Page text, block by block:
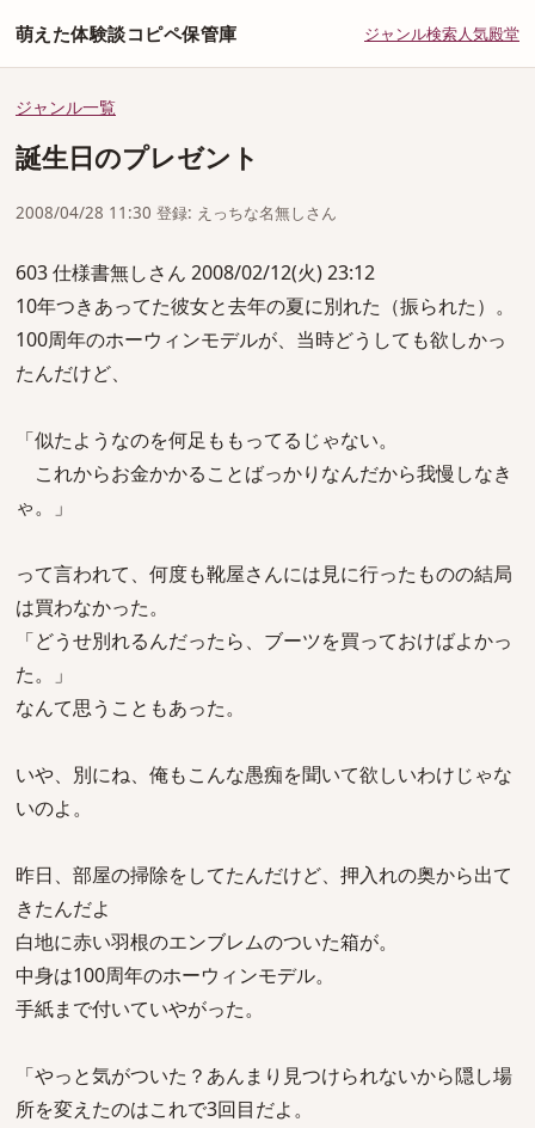
萌えた体験談コピペ保管庫 ジャンル検索人気殿堂
ジャンル一覧
誕生日のプレゼント
2008/04/28 11:30 登録: えっちな名無しさん
603 仕様書無しさん 2008/02/12(火) 23:12
10年つきあってた彼女と去年の夏に別れた（振られた）。
100周年のホーウィンモデルが、当時どうしても欲しかっ
たんだけど、
「似たようなのを何足ももってるじゃない。
これからお金かかることばっかりなんだから我慢しなき
ゃ。」
って言われて、何度も靴屋さんには見に行ったものの結局
は買わなかった。
「どうせ別れるんだったら、ブーツを買っておけばよかっ
た。」
なんて思うこともあった。
いや、別にね、俺もこんな愚痴を聞いて欲しいわけじゃな
いのよ。
昨日、部屋の掃除をしてたんだけど、押入れの奥から出て
きたんだよ
白地に赤い羽根のエンブレムのついた箱が。
中身は100周年のホーウィンモデル。
手紙まで付いていやがった。
「やっと気がついた？あんまり見つけられないから隠し場
所を変えたのはこれで3回目だよ。